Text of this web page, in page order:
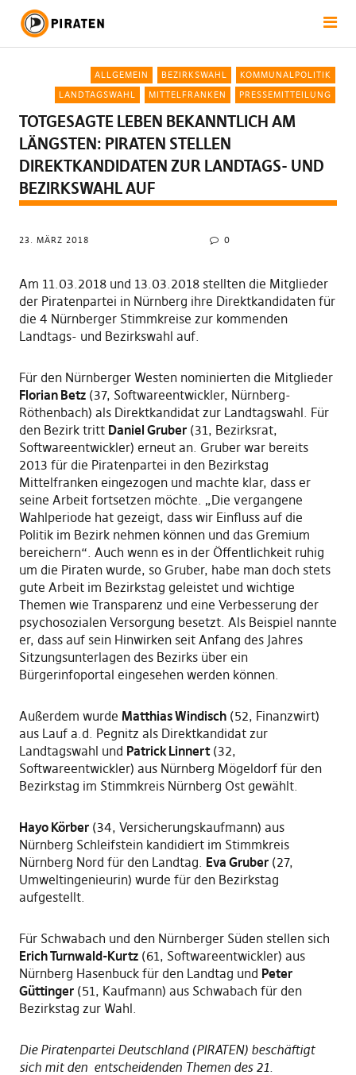
ALLGEMEIN BEZIRKSWAHL
KOMMUNALPOLITIK
LANDTAGSWAHL
MITTELFRANKEN PRESSEMITTEILUNG
TOTGESAGTE LEBEN BEKANNTLICH AM
LÄNGSTEN: PIRATEN STELLEN
DIREKTKANDIDATEN ZUR LANDTAGS- UND
BEZIRKSWAHL AUF
23. MÄRZ 2018 0
Am 11.03.2018 und 13.03.2018 stellten die Mitglieder
der Piratenpartei in Nürnberg ihre Direktkandidaten für
die 4 Nürnberger Stimmkreise zur kommenden
Landtags- und Bezirkswahl auf.
Für den Nürnberger Westen nominierten die Mitglieder
Florian Betz(37, Softwareentwickler, Nürnberg-
Röthenbach) als Direktkandidat zur Landtagswahl. Für
den Bezirk tritt Daniel Gruber(31, Bezirksrat,
Softwareentwickler) erneut an. Gruber war bereits
2013 für die Piratenpartei in den Bezirkstag
Mittelfranken eingezogen und machte klar, dass er
seine Arbeit fortsetzen möchte. „Die vergangene
Wahlperiode hat gezeigt, dass wir Einfluss auf die
Politik im Bezirk nehmen können und das Gremium
bereichern“. Auch wenn es in der Öffentlichkeit ruhig
um die Piraten wurde, so Gruber, habe man doch stets
gute Arbeit im Bezirkstag geleistet und wichtige
Themen wie Transparenz und eine Verbesserung der
psychosozialen Versorgung besetzt. Als Beispiel nannte
er, dass auf sein Hinwirken seit Anfang des Jahres
Sitzungsunterlagen des Bezirks über ein
Bürgerinfoportal eingesehen werden können.
Außerdem wurde Matthias Windisch(52, Finanzwirt)
aus Lauf a.d. Pegnitz als Direktkandidat zur
Landtagswahl und Patrick Linnert(32,
Softwareentwickler) aus Nürnberg Mögeldorf für den
Bezirkstag im Stimmkreis Nürnberg Ost gewählt.
Hayo Körber(34, Versicherungskaufmann) aus
Nürnberg Schleifstein kandidiert im Stimmkreis
Nürnberg Nord für den Landtag. Eva Gruber(27,
Umweltingenieurin) wurde für den Bezirkstag
aufgestellt.
Für Schwabach und den Nürnberger Süden stellen sich
Erich Turnwald-Kurtz(61, Softwareentwickler) aus
Nürnberg Hasenbuck für den Landtag und Peter
Güttinger(51, Kaufmann) aus Schwabach für den
Bezirkstag zur Wahl.
Die Piratenpartei Deutschland (PIRATEN) beschäftigt
sich mit den entscheidenden Themen des 21.